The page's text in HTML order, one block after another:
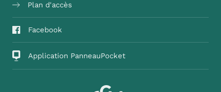
Plan d'accès
Facebook
Application PanneauPocket